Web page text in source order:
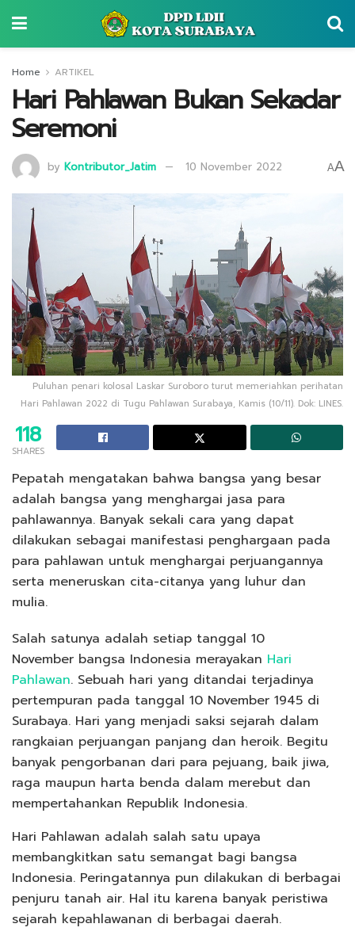
Home ARTIKEL
Hari Pahlawan Bukan Sekadar
Seremoni
by Kontributor_Jatim 10 November 2022 AA
Puluhan penari kolosal Laskar Suroboro turut memeriahkan perihatan
Hari Pahlawan 2022 di Tugu Pahlawan Surabaya, Kamis (10/11). Dok: LINES.
118
SHARES
Pepatah mengatakan bahwa bangsa yang besar
adalah bangsa yang menghargai jasa para
pahlawannya. Banyak sekali cara yang dapat
dilakukan sebagai manifestasi penghargaan pada
para pahlawan untuk menghargai perjuangannya
serta meneruskan cita-citanya yang luhur dan
mulia.
Salah satunya adalah setiap tanggal 10
November bangsa Indonesia merayakan Hari
Pahlawan. Sebuah hari yang ditandai terjadinya
pertempuran pada tanggal 10 November 1945 di
Surabaya. Hari yang menjadi saksi sejarah dalam
rangkaian perjuangan panjang dan heroik. Begitu
banyak pengorbanan dari para pejuang, baik jiwa,
raga maupun harta benda dalam merebut dan
mempertahankan Republik Indonesia.
Hari Pahlawan adalah salah satu upaya
membangkitkan satu semangat bagi bangsa
Indonesia. Peringatannya pun dilakukan di berbagai
penjuru tanah air. Hal itu karena banyak peristiwa
sejarah kepahlawanan di berbagai daerah.